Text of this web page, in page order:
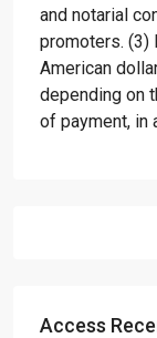
and notarial
promoters. (3)
American
depending on
of payment, in
Access